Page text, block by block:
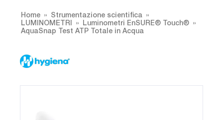
Home
Strumentazione scientifica
LUMINOMETRI
Luminometri EnSURE® Touch®
AquaSnap Test ATP Totale in Acqua